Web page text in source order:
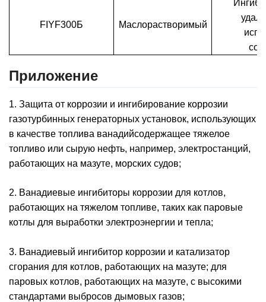
FIYF300Б Маслорастворимый
Приложение
1. Защита от коррозии и ингибирование коррозии
газотурбинных генераторных установок, использующих
в качестве топлива ванадийсодержащее тяжелое
топливо или сырую нефть, например, электростанций,
работающих на мазуте, морских судов;
2. Ванадиевые ингибиторы коррозии для котлов,
работающих на тяжелом топливе, таких как паровые
котлы для выработки электроэнергии и тепла;
3. Ванадиевый ингибитор коррозии и катализатор
сгорания для котлов, работающих на мазуте; для
паровых котлов, работающих на мазуте, с высокими
стандартами выбросов дымовых газов;